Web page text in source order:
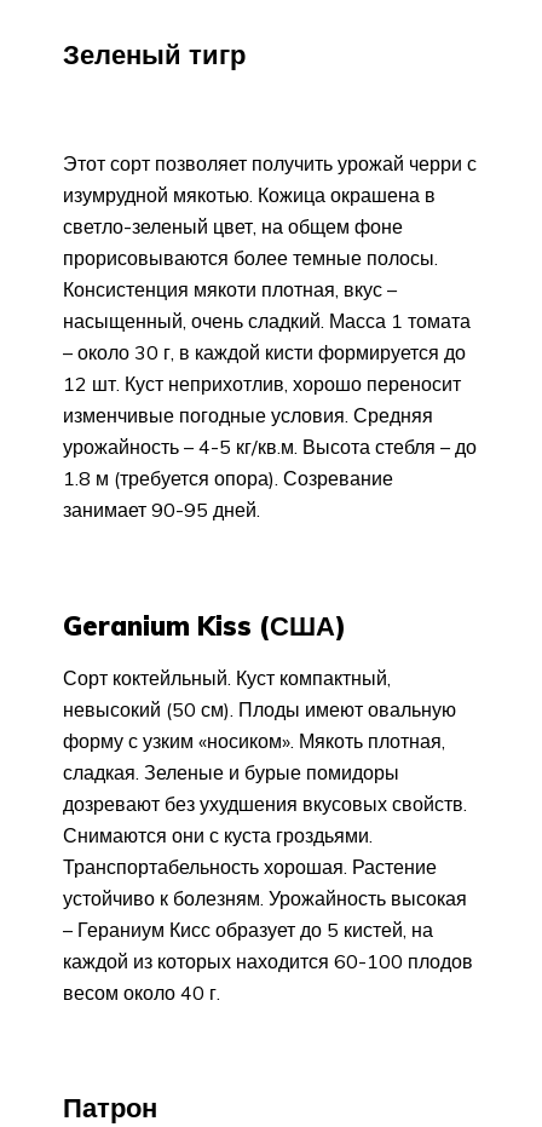
Зеленый тигр
Этот сорт позволяет получить урожай черри с
изумрудной мякотью. Кожица окрашена в
светло-зеленый цвет, на общем фоне
прорисовываются более темные полосы.
Консистенция мякоти плотная, вкус –
насыщенный, очень сладкий. Масса 1 томата
– около 30 г, в каждой кисти формируется до
12 шт. Куст неприхотлив, хорошо переносит
изменчивые погодные условия. Средняя
урожайность – 4-5 кг/кв.м. Высота стебля – до
1.8 м (требуется опора). Созревание
занимает 90-95 дней.
Geranium Kiss (США)
Сорт коктейльный. Куст компактный,
невысокий (50 см). Плоды имеют овальную
форму с узким «носиком». Мякоть плотная,
сладкая. Зеленые и бурые помидоры
дозревают без ухудшения вкусовых свойств.
Снимаются они с куста гроздьями.
Транспортабельность хорошая. Растение
устойчиво к болезням. Урожайность высокая
– Гераниум Кисс образует до 5 кистей, на
каждой из которых находится 60-100 плодов
весом около 40 г.
Патрон